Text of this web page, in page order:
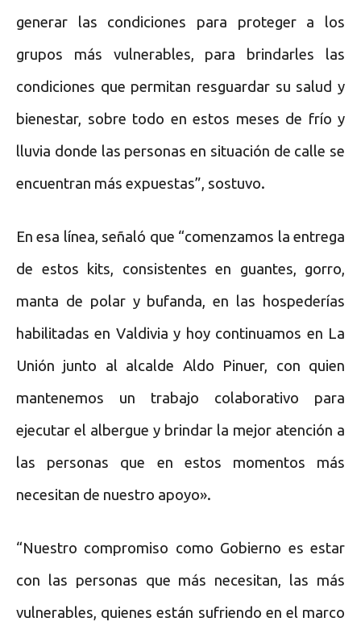
generar las condiciones para proteger a los
grupos más vulnerables, para brindarles las
condiciones que permitan resguardar su salud y
bienestar, sobre todo en estos meses de frío y
lluvia donde las personas en situación de calle se
encuentran más expuestas”, sostuvo.
En esa línea, señaló que “comenzamos la entrega
de estos kits, consistentes en guantes, gorro,
manta de polar y bufanda, en las hospederías
habilitadas en Valdivia y hoy continuamos en La
Unión junto al alcalde Aldo Pinuer, con quien
mantenemos un trabajo colaborativo para
ejecutar el albergue y brindar la mejor atención a
las personas que en estos momentos más
necesitan de nuestro apoyo».
“Nuestro compromiso como Gobierno es estar
con las personas que más necesitan, las más
vulnerables, quienes están sufriendo en el marco